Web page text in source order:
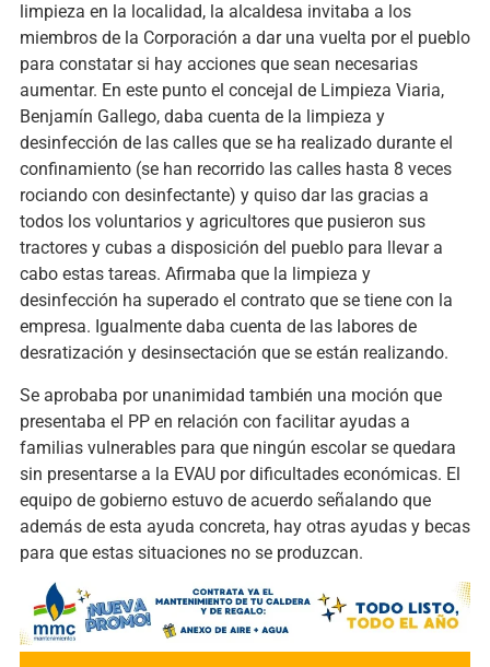
limpieza en la localidad, la alcaldesa invitaba a los
miembros de la Corporación a dar una vuelta por el pueblo
para constatar si hay acciones que sean necesarias
aumentar. En este punto el concejal de Limpieza Viaria,
Benjamín Gallego, daba cuenta de la limpieza y
desinfección de las calles que se ha realizado durante el
confinamiento (se han recorrido las calles hasta 8 veces
rociando con desinfectante) y quiso dar las gracias a
todos los voluntarios y agricultores que pusieron sus
tractores y cubas a disposición del pueblo para llevar a
cabo estas tareas. Afirmaba que la limpieza y
desinfección ha superado el contrato que se tiene con la
empresa. Igualmente daba cuenta de las labores de
desratización y desinsectación que se están realizando.
Se aprobaba por unanimidad también una moción que
presentaba el PP en relación con facilitar ayudas a
familias vulnerables para que ningún escolar se quedara
sin presentarse a la EVAU por dificultades económicas. El
equipo de gobierno estuvo de acuerdo señalando que
además de esta ayuda concreta, hay otras ayudas y becas
para que estas situaciones no se produzcan.